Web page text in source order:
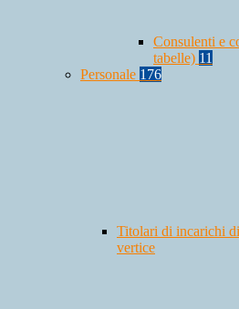
Consulenti e
tabelle) 11
Personale 176
Titolari di incarichi
vertice